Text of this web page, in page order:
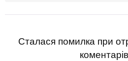
Сталася помилка при